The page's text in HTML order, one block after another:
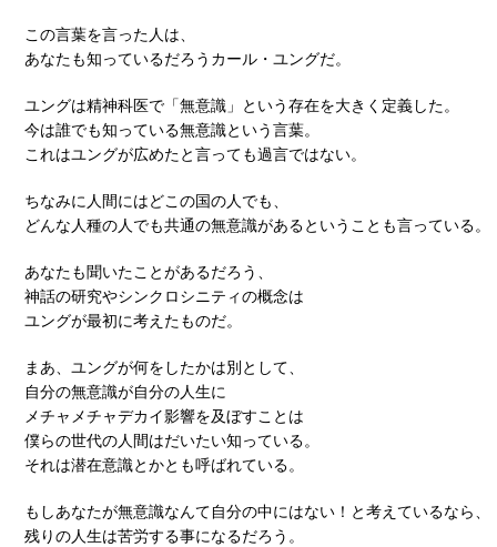
この言葉を言った人は、
あなたも知っているだろうカール・ユングだ。
ユングは精神科医で「無意識」という存在を大きく定義した。
今は誰でも知っている無意識という言葉。
これはユングが広めたと言っても過言ではない。
ちなみに人間にはどこの国の人でも、
どんな人種の人でも共通の無意識があるということも言っている。
あなたも聞いたことがあるだろう、
神話の研究やシンクロシニティの概念は
ユングが最初に考えたものだ。
まあ、ユングが何をしたかは別として、
自分の無意識が自分の人生に
メチャメチャデカイ影響を及ぼすことは
僕らの世代の人間はだいたい知っている。
それは潜在意識とかとも呼ばれている。
もしあなたが無意識なんて自分の中にはない！と考えているなら、
残りの人生は苦労する事になるだろう。